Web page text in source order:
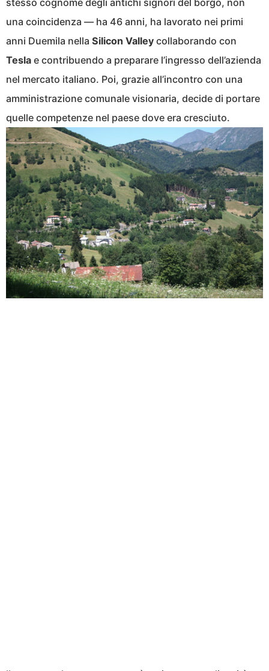
stesso cognome degli antichi signori del borgo, non
una coincidenza — ha 46 anni, ha lavorato nei primi
anni Duemila nella Silicon Valley collaborando con
Tesla e contribuendo a preparare l’ingresso dell’azienda
nel mercato italiano. Poi, grazie all’incontro con una
amministrazione comunale visionaria, decide di portare
quelle competenze nel paese dove era cresciuto.